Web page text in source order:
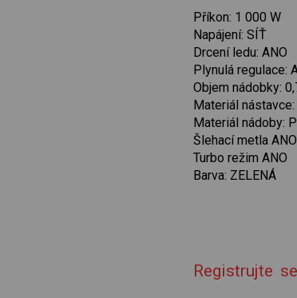
Příkon: 1 000 W
Napájení: SÍŤ
Drcení ledu: ANO
Plynulá regulace:
Objem nádobky:
Materiál nástavce:
Materiál nádoby:
Šlehací metla ANO
Turbo režim ANO
Barva: ZELENÁ
Registrujte